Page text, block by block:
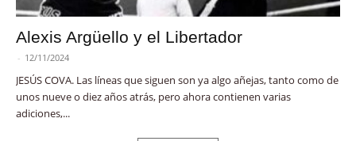
Alexis Argüello y el Libertador
- 12/11/2024
JESÚS COVA. Las líneas que siguen son ya algo añejas, tanto como de
unos nueve o diez años atrás, pero ahora contienen varias
adiciones,...